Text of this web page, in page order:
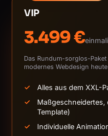
VIP
3.499 €
Das Rundum-sorglos-
modernes Webdesign
Alles aus dem XXL-
Maßgeschneidertes,
Template)
Individuelle